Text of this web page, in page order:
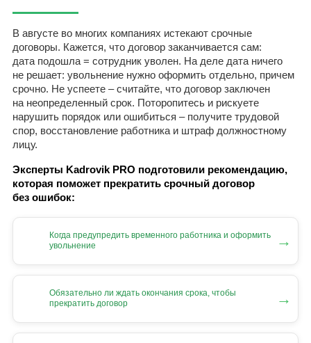
В августе во многих компаниях истекают срочные
договоры. Кажется, что договор заканчивается сам:
дата подошла = сотрудник уволен. На деле дата ничего
не решает: увольнение нужно оформить отдельно, причем
срочно. Не успеете – считайте, что договор заключен
на неопределенный срок. Поторопитесь и рискуете
нарушить порядок или ошибиться – получите трудовой
спор, восстановление работника и штраф должностному
лицу.
Эксперты Kadrovik PRO подготовили рекомендацию,
которая поможет прекратить срочный договор
без ошибок:
Когда предупредить временного работника и оформить
увольнение
→
Обязательно ли ждать окончания срока, чтобы
прекратить договор
→